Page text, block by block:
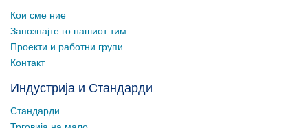
Кои сме ние
Запознајте го нашиот тим
Проекти и работни групи
Контакт
Индустрија и Стандарди
Стандарди